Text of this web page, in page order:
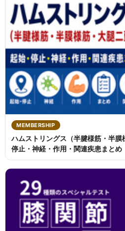
MEMBERSHIP
ハムストリングス（半腱様筋・半
停止・神経・作用・関連疾患まとめ